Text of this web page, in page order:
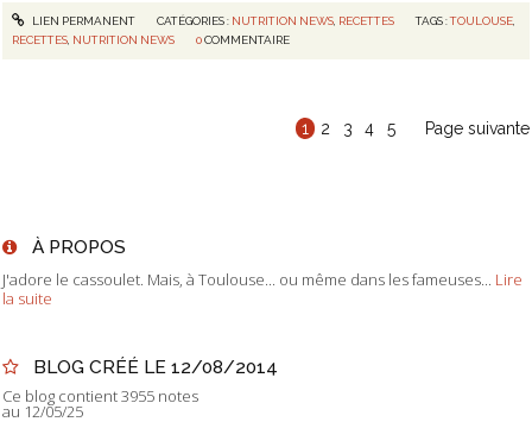
LIEN PERMANENT CATÉGORIES : NUTRITION NEWS, RECETTES TAGS :TOULOUSE
RECETTES NUTRITION NEWS 0 COMMENTAIRE
1 2 3 4 5 Page suivante
À PROPOS
J'adore le cassoulet. Mais, à Toulouse... ou même dans les fameuses...
Lire
la suite
BLOG CRÉÉ LE 12/08/2014
Ce blog contient 3955 notes
au 12/05/25